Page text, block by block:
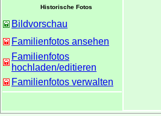
Historische Fotos
Bildvorschau
Familienfotos ansehen
Familienfotos
hochladen/editieren
Familienfotos verwalten